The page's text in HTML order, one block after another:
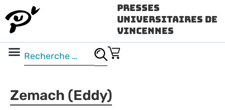
Presses
Universitaires de
Vincennes
Zemach (Eddy)